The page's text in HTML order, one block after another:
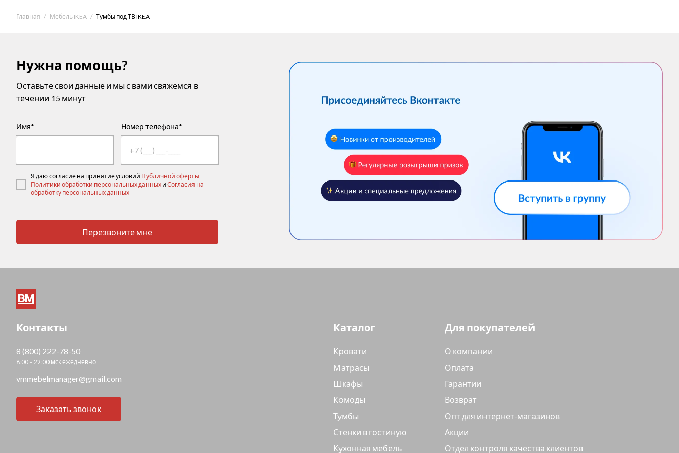
Главная Мебель IKEA Тумбы под ТВ IKEA
Нужна помощь?
Оставьте свои данные и мы с вами свяжемся в
течении 15 минут
Имя* Номер телефона*
Я даю согласие на принятие условий Публичной оферты,
Политики обработки персональных данных и Согласия на
обработку персональных данных
Перезвоните мне
Контакты
8 (800) 222-78-50
8:00 – 22:00 мск ежедневно
vmmebelmanager@gmail.com
Заказать звонок
Каталог
Кровати
Матрасы
Шкафы
Комоды
Тумбы
Стенки в гостиную
Кухонная мебель
Для покупателей
О компании
Оплата
Гарантии
Возврат
Опт для интернет-магазинов
Акции
Отдел контроля качества клиентов